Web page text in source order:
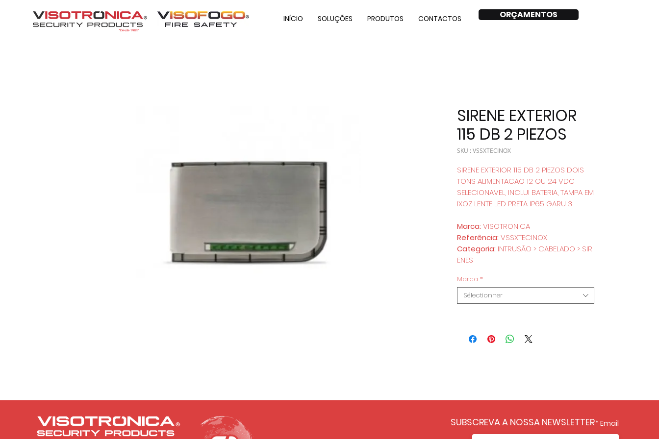
INÍCIO SOLUÇÕES PRODUTOS CONTACTOS ORÇAMENTOS
SIRENE EXTERIOR
115 DB 2 PIEZOS
SKU : VSSXTECINOX
SIRENE EXTERIOR 115 DB 2 PIEZOS DOIS
TONS ALIMENTACAO 12 OU 24 VDC
SELECIONAVEL, INCLUI BATERIA, TAMPA EM
IXOZ LENTE LED PRETA IP65 GARU 3
Marca: VISOTRONICA
Referência: VSSXTECINOX
Categoria: INTRUSÃO > CABELADO > SIR
ENES
Marca *
Sélectionner
SUBSCREVA A NOSSA NEWSLETTER Email